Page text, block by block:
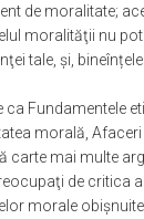
de moralitate;
moralităţii nu
tale, şi,
ca Fundamentele
morală,
carte mai multe
de critica
morale